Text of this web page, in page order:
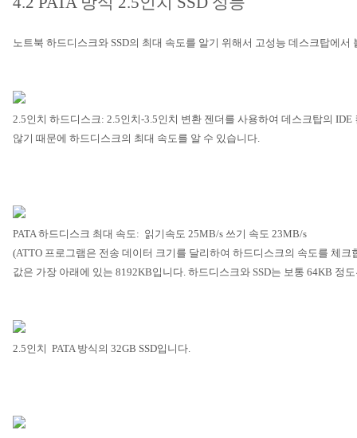
노트북 하드디스크와 SSD의 최대 속도를 알기 위해서 고성능 데스크탑에서
2.5인치 하드디스크 : 2.5인치-3.5인치 변환 젠더를 사용하여 데스크탑의 IDE
않기 때문에 하드디스크의 최대 속도를 알 수 있습니다
PATA 하드디스크 최대 속도 : 읽기속도 25MB/s 쓰기 속도 23MB/s
(ATTO 프로그램은 전송 데이터 크기를 달리하여 하드디스크의 속도를 체크
값은 가장 아래에 있는 8192KB입니다 하드디스크와 SSD는 보통 64KB 정
2.5인치 PATA 방식의 32GB SSD입니다